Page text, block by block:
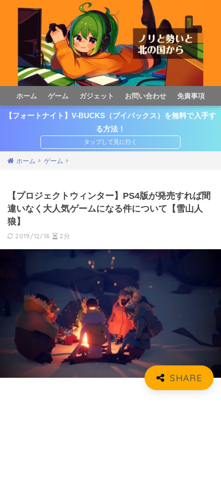
ホーム ゲーム ガジェット お問い合わせ 免責事項
【フォートナイト】V-BUCKS（ブイバックス）を無料で入手す
る方法！
ホーム ゲーム
【プロジェクトウィンター】PS4版が発売すれば間
違いなく大人気ゲームになる件について【雪山人
狼】
2019/12/18 2分